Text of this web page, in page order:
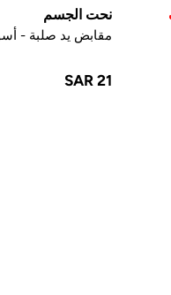
نحت الجسم
مقابض يد صلبة -
SAR 21